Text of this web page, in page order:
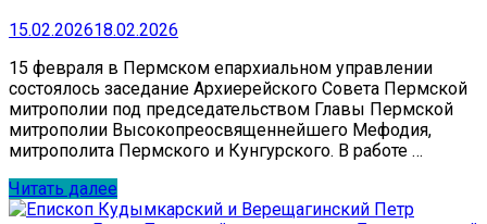
15.02.202618.02.2026
15 февраля в Пермском епархиальном управлении
состоялось заседание Архиерейского Совета Пермской
митрополии под председательством Главы Пермской
митрополии Высокопреосвященнейшего Мефодия,
митрополита Пермского и Кунгурского. В работе …
Читать далее